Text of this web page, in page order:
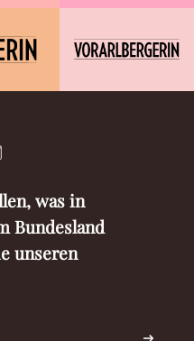
was in
Bundesland
unseren